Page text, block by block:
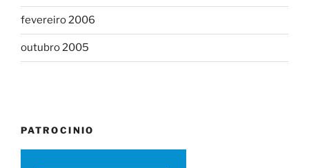
fevereiro 2006
outubro 2005
PATROCINIO